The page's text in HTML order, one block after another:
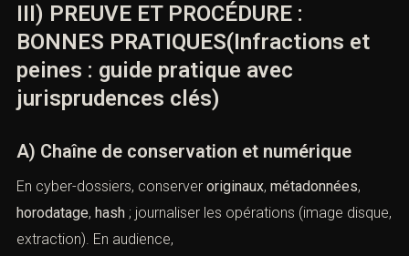
III) PREUVE ET PROCÉDURE :
BONNES PRATIQUES(Infractions et
peines : guide pratique avec
jurisprudences clés)
A) Chaîne de conservation et numérique
En cyber-dossiers, conserver originaux, métadonnées,
horodatage, hash ; journaliser les opérations (image disque,
extraction). En audience,